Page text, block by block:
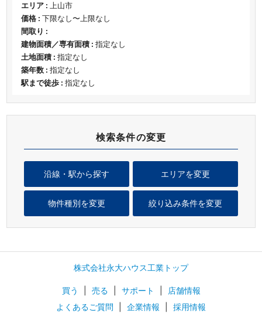
検索条件の変更
エリアを変更
沿線・駅から探す
物件種別を変更 絞り込み条件を変更
エリア : 上山市
価格 : 下限なし〜上限なし
間取り :
建物面積／専有面積 : 指定なし
土地面積 : 指定なし
築年数 : 指定なし
駅まで徒歩 : 指定なし
株式会社永大ハウス工業トップ
買う 売る サポート
店舗情報
よくあるご質問
企業情報
採用情報